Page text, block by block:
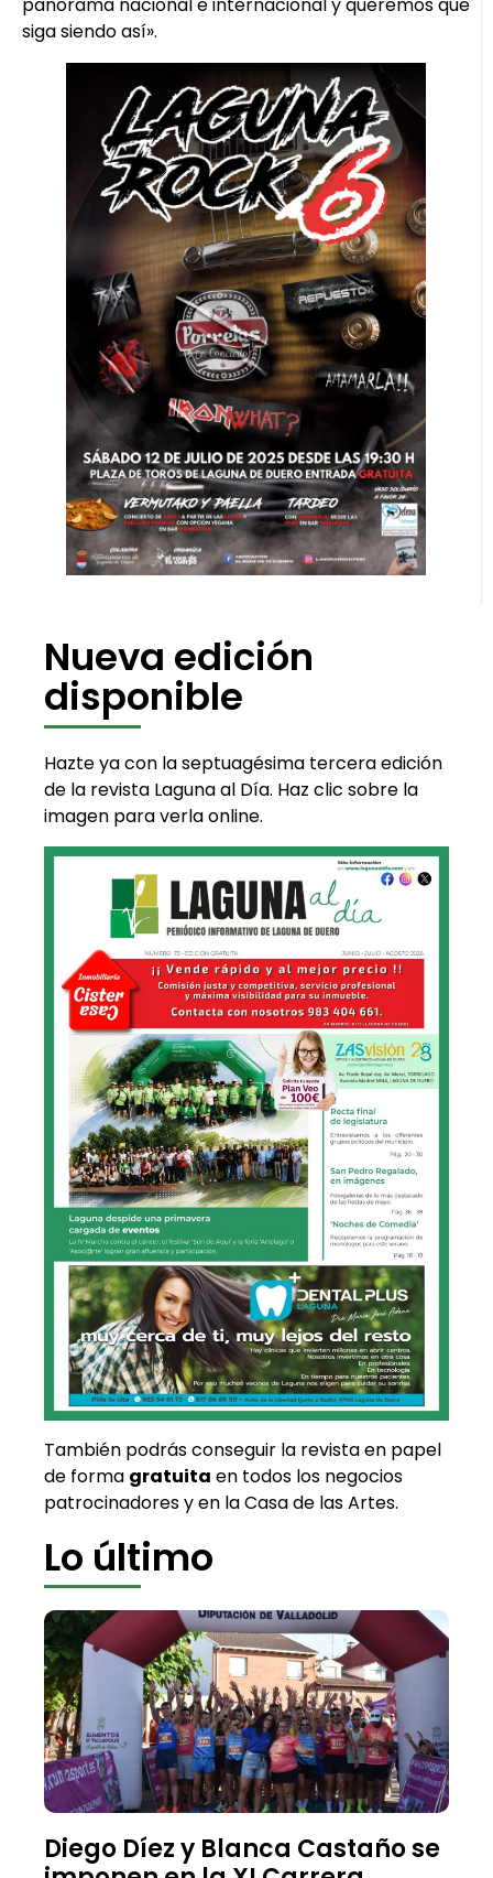
panorama nacional e internacional y queremos que
siga siendo así».
Nueva edición
disponible
Hazte ya con la septuagésima tercera edición
de la revista Laguna al Día. Haz clic sobre la
imagen para verla online.
También podrás conseguir la revista en papel
de forma gratuita en todos los negocios
patrocinadores y en la Casa de las Artes.
Lo último
Diego Díez y Blanca Castaño se